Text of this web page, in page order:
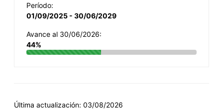
Período:
01/09/2025 - 30/06/2029
Avance al 30/06/2026:
44%
Última actualización: 03/08/2026